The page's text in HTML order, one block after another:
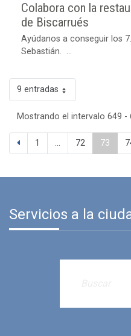
Colabora con la
de Biscarrués
Ayúdanos a conseguir los
Sebastián. ...
9 entradas
Mostrando el intervalo 649 -
1 ... 72 73
Servicios a la